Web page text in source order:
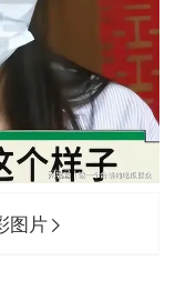
图片